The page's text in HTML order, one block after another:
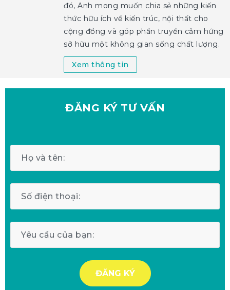
đó, Anh mong muốn chia sẻ những kiến
thức hữu ích về kiến trúc, nội thất cho
cộng đồng và góp phần truyền cảm hứng
sở hữu một không gian sống chất lượng.
Xem thông tin
ĐĂNG KÝ TƯ VẤN